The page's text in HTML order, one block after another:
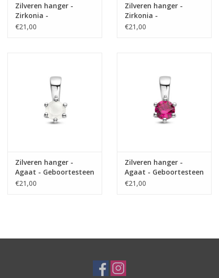
Zilveren hanger -
Zirkonia -
Geboortesteen - 10
€21,00
Zilveren hanger -
Zirkonia -
Geboortesteen - 10
€21,00
Zilveren hanger -
Agaat - Geboortesteen
- 10 mm - Juni
€21,00
Zilveren hanger -
Agaat - Geboortesteen
- 10 mm - Juli
€21,00